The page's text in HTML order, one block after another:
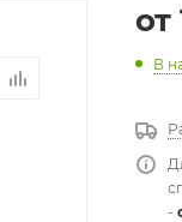
от
В
-